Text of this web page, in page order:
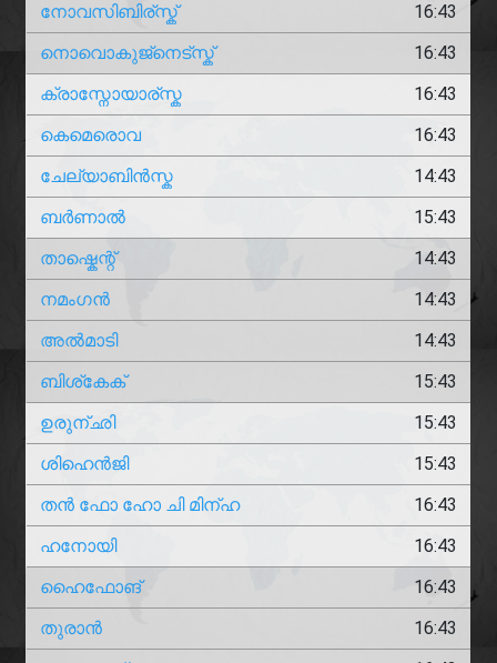
നോവസിബിര്സ്ക്
16:43
നൊവൊകുജ്നെട്സ്ക്
16:43
ക്രാസ്നോയാര്സ്ക
16:43
കെമെരൊവ
16:43
ചേല്യാബിൻസ്ക
14:43
ബർണാൽ
15:43
താഷ്കെന്റ്
14:43
നമംഗൻ
14:43
അൽമാടി
14:43
ബിശ്കേക്
15:43
ഉരുന്ഛി
15:43
ശിഹെൻജി
15:43
തൻ ഫോ ഹോ ചി മിന്ഹ
16:43
ഹനോയി
16:43
ഹൈഫോങ്
16:43
തുരാൻ
16:43